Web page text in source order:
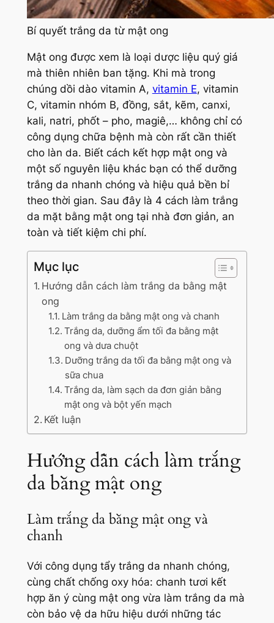
Bí quyết trắng da từ mật ong
Mật ong được xem là loại dược liệu quý giá
mà thiên nhiên ban tặng. Khi mà trong
chúng dồi dào vitamin A, vitamin E, vitamin
C, vitamin nhóm B, đồng, sắt, kẽm, canxi,
kali, natri, phốt – pho, magiê,… không chỉ có
công dụng chữa bệnh mà còn rất cần thiết
cho làn da. Biết cách kết hợp mật ong và
một số nguyên liệu khác bạn có thể dưỡng
trắng da nhanh chóng và hiệu quả bền bỉ
theo thời gian. Sau đây là 4 cách làm trắng
da mặt bằng mật ong tại nhà đơn giản, an
toàn và tiết kiệm chi phí.
Mục lục
Hướng dẫn cách làm trắng da bằng mật
ong
Làm trắng da bằng mật ong và chanh
Trắng da, dưỡng ẩm tối đa bằng mật
ong và dưa chuột
Dưỡng trắng da tối đa bằng mật ong và
sữa chua
Trắng da, làm sạch da đơn giản bằng
mật ong và bột yến mạch
Kết luận
Hướng dẫn cách làm trắng
da bằng mật ong
Làm trắng da bằng mật ong và
chanh
Với công dụng tẩy trắng da nhanh chóng,
cùng chất chống oxy hóa: chanh tươi kết
hợp ăn ý cùng mật ong vừa làm trắng da mà
còn bảo vệ da hữu hiệu dưới những tác